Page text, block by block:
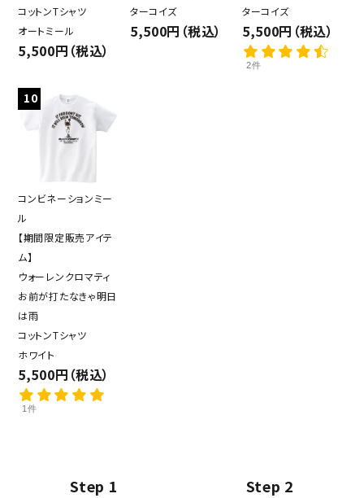
コットンTシャツ
オートミール
5,500円（税込）
ターコイズ
5,500円（税込）
ターコイズ
5,500円（税込）
2件
10
コンビネーションミー
ル
【期間限定販売アイテ
ム】
ウォーレンクロマティ
お前が打たなきゃ明日
は雨
コットンTシャツ
ホワイト
5,500円（税込）
1件
Step 1 Step 2